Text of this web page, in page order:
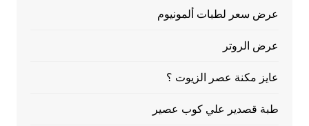
عرض سعر لطبات ألمونيوم
عرض الروتر
عايز مكنة عصر الزيوت ؟
طبة قصدير علي كوب عصير